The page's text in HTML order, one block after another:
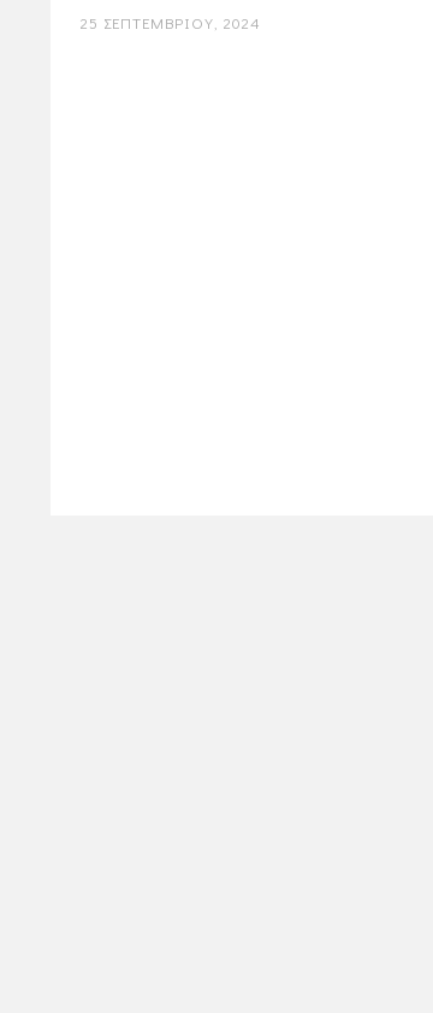
25 ΣΕΠΤΕΜΒΡΊΟΥ, 2024